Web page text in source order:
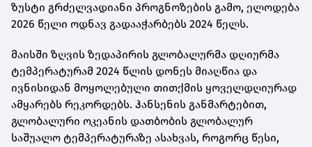
ზუსტი გრძელვადიანი პროგნოზების გამო, ელოდება
2026 წელი ოდნავ გადააჭარბებს 2024 წელს.
მაისში ზღვის ზედაპირის გლობალურმა დღიურმა
ტემპერატურამ 2024 წლის დონეს მიაღწია და
ივნისიდან მოყოლებული თითქმის ყოველდღიურად
ამყარებს რეკორდებს. ჰანსენის განმარტებით,
გლობალური ოკეანის დათბობის გლობალურ
საშუალო ტემპერატურაზე ასახვას, როგორც წესი,